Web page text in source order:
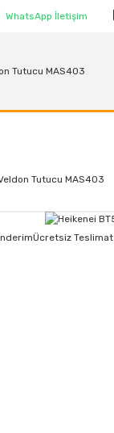
WhatsApp İletişim
Tutucu MAS403
Ücretsiz Teslimat